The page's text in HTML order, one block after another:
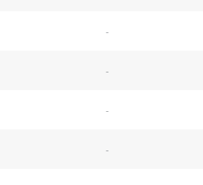
-
-
-
-